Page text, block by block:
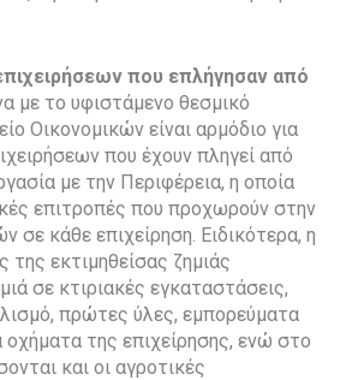
που επλήγησαν από
με το υφιστάμενο θεσμικό
Οικονομικών είναι αρμόδιο για
που έχουν πληγεί από
με την Περιφέρεια, η οποία
επιτροπές που προχωρούν στην
σε κάθε επιχείρηση. Ειδικότερα, η
της εκτιμηθείσας ζημιάς
σε κτιριακές εγκαταστάσεις,
πρώτες ύλες, εμπορεύματα
της επιχείρησης, ενώ στο
και οι αγροτικές